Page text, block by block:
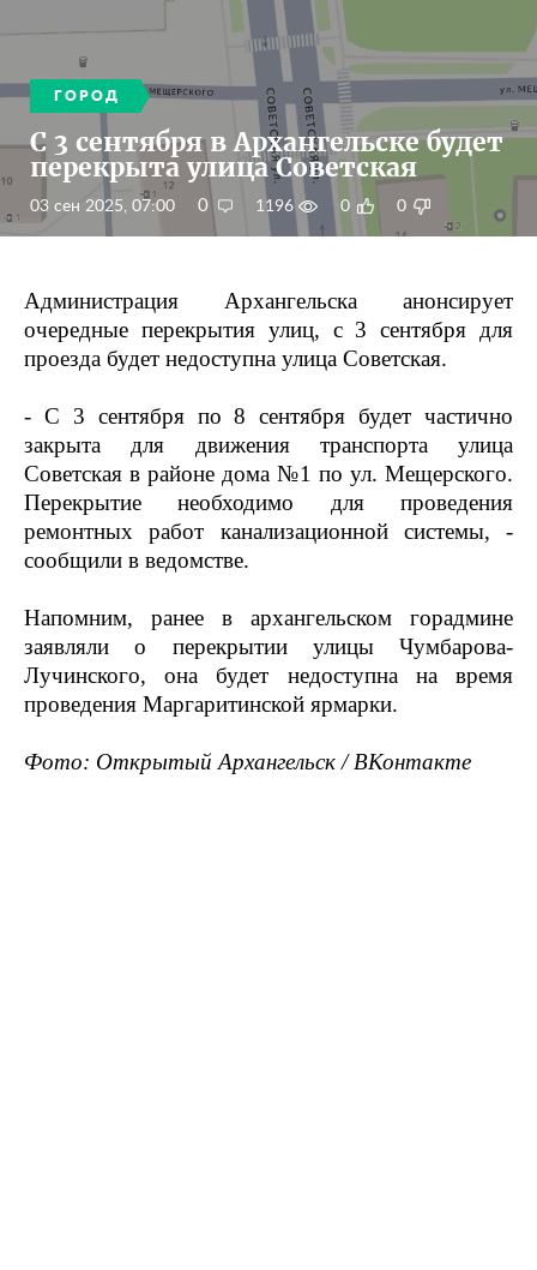
ГОРОД
С 3 сентября в Архангельске будет
перекрыта улица Советская
03 сен 2025, 07:00 0 1196 0 0
Администрация Архангельска анонсирует
очередные перекрытия улиц, с 3 сентября для
проезда будет недоступна улица Советская.
- С 3 сентября по 8 сентября будет частично
закрыта для движения транспорта улица
Советская в районе дома №1 по ул. Мещерского.
Перекрытие необходимо для проведения
ремонтных работ канализационной системы, -
сообщили в ведомстве.
Напомним, ранее в архангельском горадмине
заявляли о перекрытии улицы Чумбарова-
Лучинского, она будет недоступна на время
проведения Маргаритинской ярмарки.
Фото: Открытый Архангельск / ВКонтакте